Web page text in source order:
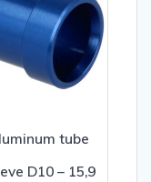
tube
D10 – 15,9